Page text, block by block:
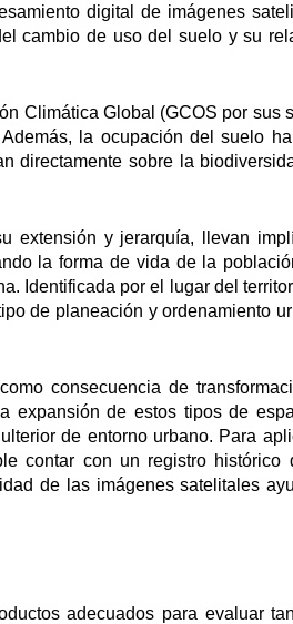
digital de imágenes
cambio de uso del suelo y su
Climática Global (GCOS por sus
la ocupación del suelo
directamente sobre la
extensión y jerarquía, llevan
la forma de vida de la
Identificada por el lugar del
de planeación y ordenamiento
consecuencia de
expansión de estos tipos de
de entorno urbano. Para
contar con un registro histórico
de las imágenes satelitales
adecuados para evaluar